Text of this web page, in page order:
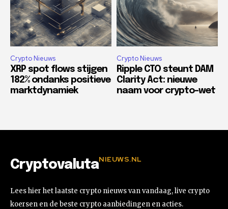
Crypto Nieuws
XRP spot flows stijgen
182% ondanks positieve
marktdynamiek
Crypto Nieuws
Ripple CTO steunt DAM
Clarity Act: nieuwe
naam voor crypto-wet
CryptovalutaNIEUWS.NL
Lees hier het laatste crypto nieuws van vandaag, live crypto
koersen en de beste crypto aanbiedingen en acties.